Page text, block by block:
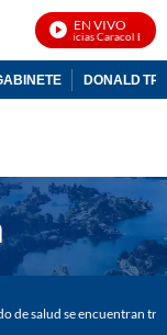
EN VIVO
Noticias Caracol En
DONALD
de salud se encuentran